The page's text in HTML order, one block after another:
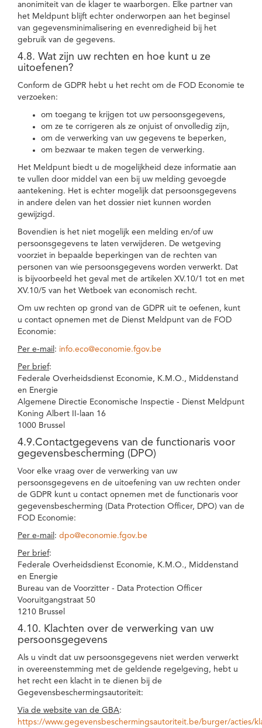
anonimiteit van de klager te waarborgen. Elke partner van
het Meldpunt blijft echter onderworpen aan het beginsel
van gegevensminimalisering en evenredigheid bij het
gebruik van de gegevens.
4.8. Wat zijn uw rechten en hoe kunt u ze
uitoefenen?
Conform de GDPR hebt u het recht om de FOD Economie te
verzoeken:
om toegang te krijgen tot uw persoonsgegevens,
om ze te corrigeren als ze onjuist of onvolledig zijn,
om de verwerking van uw gegevens te beperken,
om bezwaar te maken tegen de verwerking.
Het Meldpunt biedt u de mogelijkheid deze informatie aan
te vullen door middel van een bij uw melding gevoegde
aantekening. Het is echter mogelijk dat persoonsgegevens
in andere delen van het dossier niet kunnen worden
gewijzigd.
Bovendien is het niet mogelijk een melding en/of uw
persoonsgegevens te laten verwijderen. De wetgeving
voorziet in bepaalde beperkingen van de rechten van
personen van wie persoonsgegevens worden verwerkt. Dat
is bijvoorbeeld het geval met de artikelen XV.10/1 tot en met
XV.10/5 van het Wetboek van economisch recht.
Om uw rechten op grond van de GDPR uit te oefenen, kunt
u contact opnemen met de Dienst Meldpunt van de FOD
Economie:
Per e-mail : info.eco@economie.fgov.be
Per brief:
Federale Overheidsdienst Economie, K.M.O., Middenstand
en Energie
Algemene Directie Economische Inspectie - Dienst Meldpunt
Koning Albert II-laan 16
1000 Brussel
4.9.Contactgegevens van de functionaris voor
gegevensbescherming (DPO)
Voor elke vraag over de verwerking van uw
persoonsgegevens en de uitoefening van uw rechten onder
de GDPR kunt u contact opnemen met de functionaris voor
gegevensbescherming (Data Protection Officer, DPO) van de
FOD Economie:
Per e-mail : dpo@economie.fgov.be
Per brief:
Federale Overheidsdienst Economie, K.M.O., Middenstand
en Energie
Bureau van de Voorzitter - Data Protection Officer
Vooruitgangstraat 50
1210 Brussel
4.10. Klachten over de verwerking van uw
persoonsgegevens
Als u vindt dat uw persoonsgegevens niet werden verwerkt
in overeenstemming met de geldende regelgeving, hebt u
het recht een klacht in te dienen bij de
Gegevensbeschermingsautoriteit:
Via de website van de GBA:
https://www.gegevensbeschermingsautoriteit.be/burger/acties/